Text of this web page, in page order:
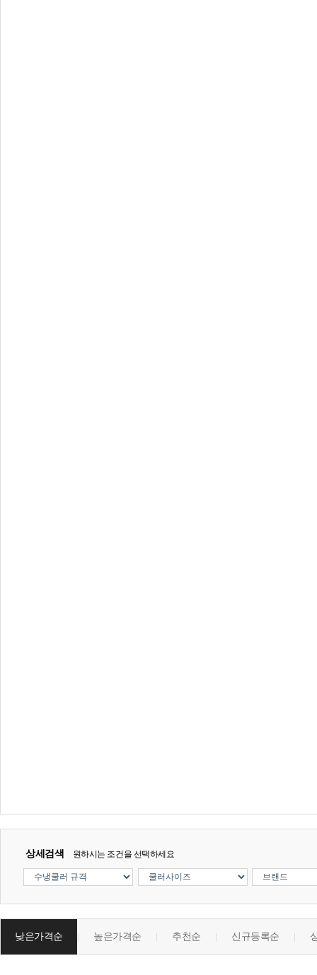
상세검색 원하시는 조건을 선택하세요
낮은가격순 높은가격순 추천순 신규등록순